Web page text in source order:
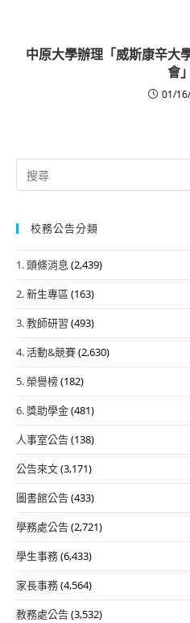
中原大學辦理「威斯康辛大
會」
01/
Search
for:
校務公告分類
1. 頭條消息 (2,439)
2. 新生專區 (163)
3. 教師研習 (493)
4. 活動&競賽(2,630)
5. 榮譽榜(182)
6. 獎助學金(481)
人事室公告(138)
公告來文(3,171)
圖書館公告(433)
學務處公告(2,721)
學生事務(6,433)
家長事務(4,564)
教務處公告(3,532)